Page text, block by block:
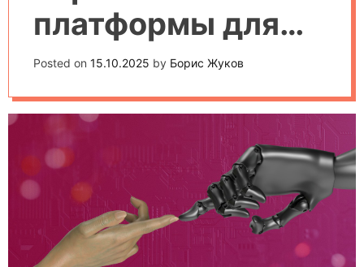
платформы для
изучения
робототехники:
рейтинг 2025
Posted on 15.10.2025 by Борис Жуков